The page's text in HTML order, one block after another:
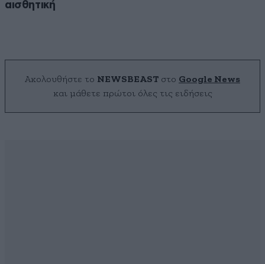
αισθητική
Ακολουθήστε το NEWSBEAST στο Google News
και μάθετε πρώτοι όλες τις ειδήσεις